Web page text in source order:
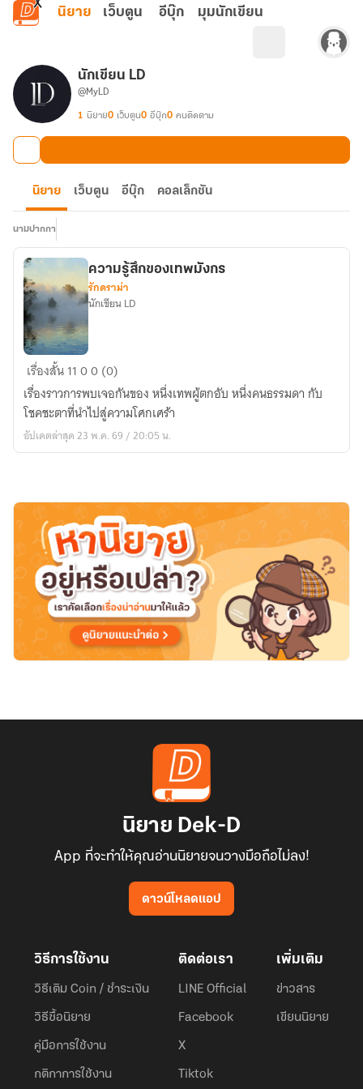
ข้ามไปยังเนื้อหาหลัก
นิยาย เว็บตูน อีบุ๊ก มุมนักเขียน
นักเขียน LD
@MyLD
1 นิยาย0 เว็บตูน0 อีบุ๊ก0 คนติดตาม
นิยาย เว็บตูน อีบุ๊ก คอลเล็กชัน
นามปากกา
ความ
รู้สึก
ของ
เทพ
มังกร
ความรู้สึกของเทพมังกร
รักดราม่า
นักเขียน LD
เรื่องสั้น1100 (0)
เรื่องราวการพบเจอกันของ หนึ่งเทพผู้ตกอับ หนึ่งคนธรรมดา กับ
โชคชะตาที่นำไปสู่ความโศกเศร้า
อัปเดตล่าสุด 23 พ.ค. 69 / 20:05 น.
นิยาย Dek-D
App ที่จะทำให้คุณอ่านนิยายจนวางมือถือไม่ลง!
ดาวน์โหลดแอป
วิธีการใช้งาน
วิธีเติม Coin / ชำระเงิน
วิธีซื้อนิยาย
คู่มือการใช้งาน
กติกาการใช้งาน
ติดต่อเรา
LINE Official
Facebook
X
Tiktok
เพิ่มเติม
ข่าวสาร
เขียนนิยาย